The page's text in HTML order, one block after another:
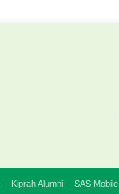
Kiprah Alumni SAS Mobile